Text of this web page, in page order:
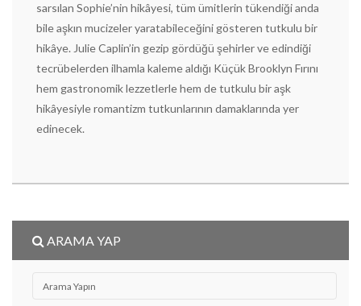
sarsılan Sophie’nin hikâyesi, tüm ümitlerin tükendiği anda
bile aşkın mucizeler yaratabileceğini gösteren tutkulu bir
hikâye. Julie Caplin’in gezip gördüğü şehirler ve edindiği
tecrübelerden ilhamla kaleme aldığı Küçük Brooklyn Fırını
hem gastronomik lezzetlerle hem de tutkulu bir aşk
hikâyesiyle romantizm tutkunlarının damaklarında yer
edinecek.
ARAMA YAP